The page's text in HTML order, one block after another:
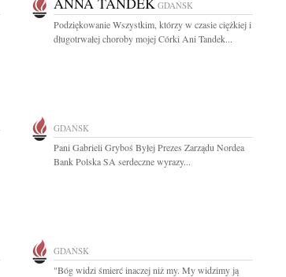
GDAŃSK
Podziękowanie Wszystkim, którzy w czasie ciężkiej i
długotrwałej choroby mojej Córki Ani Tandek...
GDAŃSK
Pani Gabrieli Gryboś Byłej Prezes Zarządu Nordea
Bank Polska SA serdeczne wyrazy...
GDAŃSK
"Bóg widzi śmierć inaczej niż my. My widzimy ją